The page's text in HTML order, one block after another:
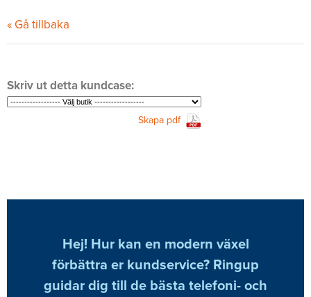
« Gå tillbaka
Skriv ut detta kundcase:
Skapa pdf
Hej! Hur kan en modern växel
förbättra er kundservice? Ringup
guidar dig till de bästa telefoni- och